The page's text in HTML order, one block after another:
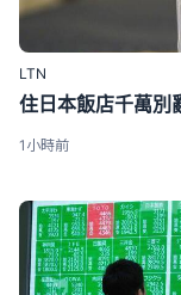
LTN
1小時前